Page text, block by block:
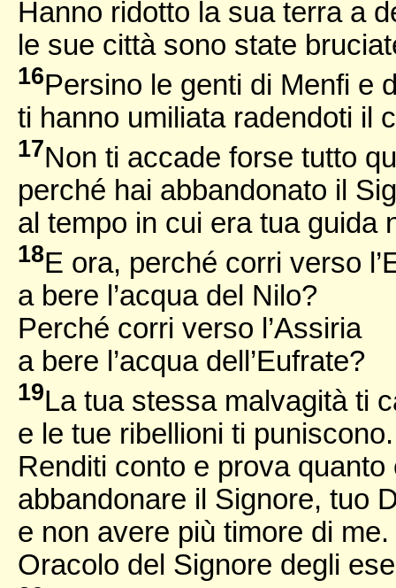
Hanno ridotto la sua terra a
le sue città sono state
16Persino le genti di Menfi e
ti hanno umiliata radendoti il
17Non ti accade forse tutto
perché hai abbandonato il
al tempo in cui era tua guida
18E ora, perché corri verso
a bere l’acqua del Nilo?
Perché corri verso l’Assiria
a bere l’acqua dell’Eufrate?
19La tua stessa malvagità ti
e le tue ribellioni ti puniscono.
Renditi conto e prova
abbandonare il Signore, tuo
e non avere più timore di me.
Oracolo del Signore degli